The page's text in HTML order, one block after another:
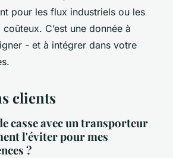
pour les flux industriels ou les
C’est une donnée à
- et à intégrer dans votre
clients
casse avec un transporteur
l'éviter pour mes
?